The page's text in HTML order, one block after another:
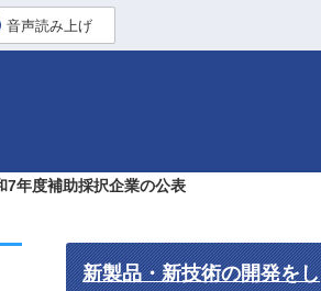
音声読み上げ
7年度補助採択企業の公表
新製品・新技術の開発をし